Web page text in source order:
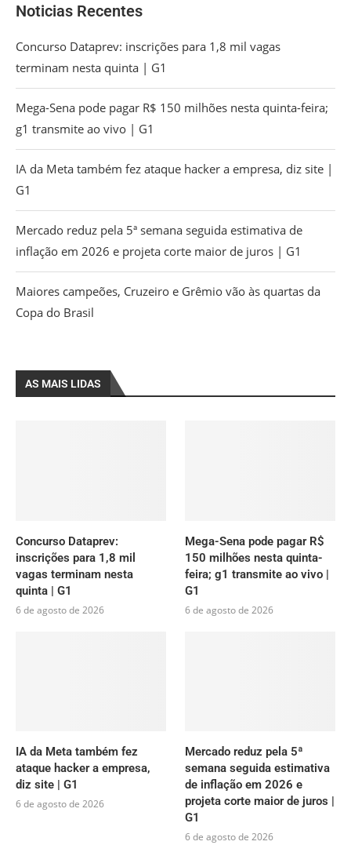
Noticias Recentes
Concurso Dataprev: inscrições para 1,8 mil vagas
terminam nesta quinta | G1
Mega-Sena pode pagar R$ 150 milhões nesta quinta-feira;
g1 transmite ao vivo | G1
IA da Meta também fez ataque hacker a empresa, diz site |
G1
Mercado reduz pela 5ª semana seguida estimativa de
inflação em 2026 e projeta corte maior de juros | G1
Maiores campeões, Cruzeiro e Grêmio vão às quartas da
Copa do Brasil
AS MAIS LIDAS
Concurso Dataprev:
inscrições para 1,8 mil
vagas terminam nesta
quinta | G1
6 de agosto de 2026
Mega-Sena pode pagar R$
150 milhões nesta quinta-
feira; g1 transmite ao vivo |
G1
6 de agosto de 2026
IA da Meta também fez
ataque hacker a empresa,
diz site | G1
6 de agosto de 2026
Mercado reduz pela 5ª
semana seguida estimativa
de inflação em 2026 e
projeta corte maior de juros |
G1
6 de agosto de 2026